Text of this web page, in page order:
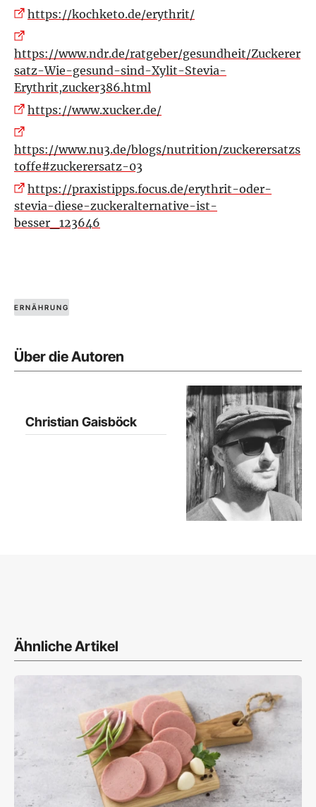
https://kochketo.de/erythrit/
https://www.ndr.de/ratgeber/gesundheit/Zuckerer
satz-Wie-gesund-sind-Xylit-Stevia-
Erythrit,zucker386.html
https://www.xucker.de/
https://www.nu3.de/blogs/nutrition/zuckerersatzs
toffe#zuckerersatz-03
https://praxistipps.focus.de/erythrit-oder-
stevia-diese-zuckeralternative-ist-
besser_123646
ERNÄHRUNG
Über die Autoren
Christian Gaisböck
Ähnliche Artikel